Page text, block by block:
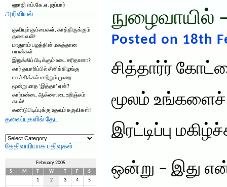
ஹாஜி எம்.கே.ஏ. ஜப்பார்
அறிவியல்
குவியும் குப்பைகள், காத்திருக்கும்
தலை வலி!
மாதுளம் பழத்தின் மகத்தான
பயன்கள்
இறுக்கிப் பிடிக்கும் உடை சரிதானா?
கார் தயாரிப்பில் சீனிக்கிழங்கு
மலச்சிக்கல் மாற்றும் முறை
மூன்று மாத ‘இத்தா’ ஏன்?
கார்பன்டை ஆக்ஸைடை உறிஞ்சும்
கடல்!
கண்டுபிடிப்புக்கு உதவும் கருவிகள்!
தலைப்புகளில் தேட
தலைப்புகளில்
தேட
தேதிவாரியாக பதிவுகள்
February 2005
S
M W F
S
1
2 3 4 5
நுழைவாயில்
Posted on 18th
சித்தார்ர்
மூலம் உங்களைச்
இரட்டிப்பு
ஒன்று – இது